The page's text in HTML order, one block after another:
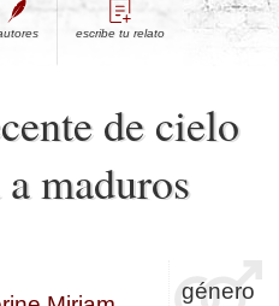
escribe tu relato
de cielo
maduros
género